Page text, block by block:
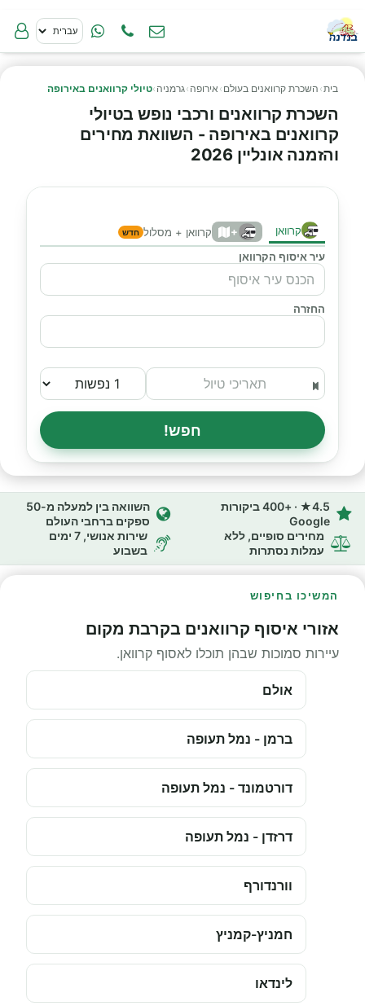
בית› השכרת קרוואנים בעולם › אירופה ›גרמניה ›טיולי קרוואנים באירופה
השכרת קרוואנים ורכבי נופש בטיולי
קרוואנים באירופה - השוואת מחירים
והזמנה אונליין 2026
קרוואן + קרוואן + מסלול חדש
עיר איסוף הקרוואן
החזרה
חפש!
4.5★ · +400 ביקורות
Google
השוואה בין למעלה מ-50
ספקים ברחבי העולם
מחירים סופיים, ללא
עמלות נסתרות
שירות אנושי, 7 ימים
בשבוע
המשיכו בחיפוש
אזורי איסוף קרוואנים בקרבת מקום
עיירות סמוכות שבהן תוכלו לאסוף קרוואן.
אולם
ברמן - נמל תעופה
דורטמונד - נמל תעופה
דרזדן - נמל תעופה
וורנדורף
חמניץ-קמניץ
לינדאו